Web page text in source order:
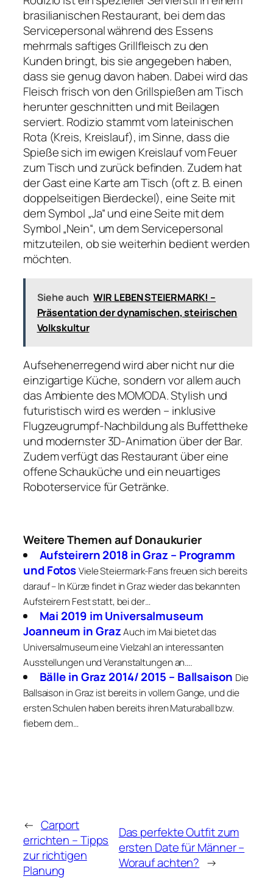
brasilianischen Restaurant, bei dem das
Servicepersonal während des Essens
mehrmals saftiges Grillfleisch zu den
Kunden bringt, bis sie angegeben haben,
dass sie genug davon haben. Dabei wird das
Fleisch frisch von den Grillspießen am Tisch
herunter geschnitten und mit Beilagen
serviert. Rodizio stammt vom lateinischen
Rota (Kreis, Kreislauf), im Sinne, dass die
Spieße sich im ewigen Kreislauf vom Feuer
zum Tisch und zurück befinden. Zudem hat
der Gast eine Karte am Tisch (oft z. B. einen
doppelseitigen Bierdeckel), eine Seite mit
dem Symbol „Ja“ und eine Seite mit dem
Symbol „Nein“, um dem Servicepersonal
mitzuteilen, ob sie weiterhin bedient werden
möchten.
Siehe auch WIR LEBEN STEIERMARK! –
Präsentation der dynamischen, steirischen
Volkskultur
Aufsehenerregend wird aber nicht nur die
einzigartige Küche, sondern vor allem auch
das Ambiente des MOMODA. Stylish und
futuristisch wird es werden – inklusive
Flugzeugrumpf-Nachbildung als Buffettheke
und modernster 3D-Animation über der Bar.
Zudem verfügt das Restaurant über eine
offene Schauküche und ein neuartiges
Roboterservice für Getränke.
Weitere Themen auf Donaukurier
Aufsteirern 2018 in Graz – Programm
und FotosViele Steiermark-Fans freuen sich bereits
darauf – In Kürze findet in Graz wieder das bekannten
Aufsteirern Fest statt, bei der…
Mai 2019 im Universalmuseum
Joanneum in Graz Auch im Mai bietet das
Universalmuseum eine Vielzahl an interessanten
Ausstellungen und Veranstaltungen an….
Bälle in Graz 2014/ 2015 – Ballsaison Die
Ballsaison in Graz ist bereits in vollem Gange, und die
ersten Schulen haben bereits ihren Maturaball bzw.
fiebern dem…
← Carport
errichten – Tipps
zur richtigen
Planung
Das perfekte Outfit zum
ersten Date für Männer –
Worauf achten? →